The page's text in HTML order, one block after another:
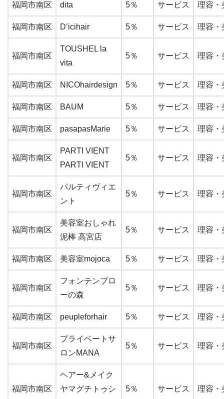
福岡市南区 dita 5％ サービス 理容・
福岡市南区 D’icihair 5％ サービス 理容・
福岡市南区
TOUSHEL la
vita
5％ サービス 理容・
福岡市南区 NICOhairdesign 5％ サービス 理容・
福岡市南区 BAUM 5％ サービス 理容・
福岡市南区 pasapasMarie 5％ サービス 理容・
福岡市南区
PARTI VIENT
PARTI VIENT
5％ サービス 理容・
福岡市南区
パルティヴィエ
ント
5％ サービス 理容・
福岡市南区
美容室おしゃれ
泥棒 高宮店
5％ サービス 理容・
福岡市南区 美容室mojoca 5％ サービス 理容・
福岡市南区
フォンテンブロ
ーの森
5％ サービス 理容・
福岡市南区 peupleforhair 5％ サービス 理容・
福岡市南区
プライベートサ
ロンMANA
5％ サービス 理容・
福岡市南区
ヘアー&メイク
ヤマグチトゥシ
5％ サービス 理容・